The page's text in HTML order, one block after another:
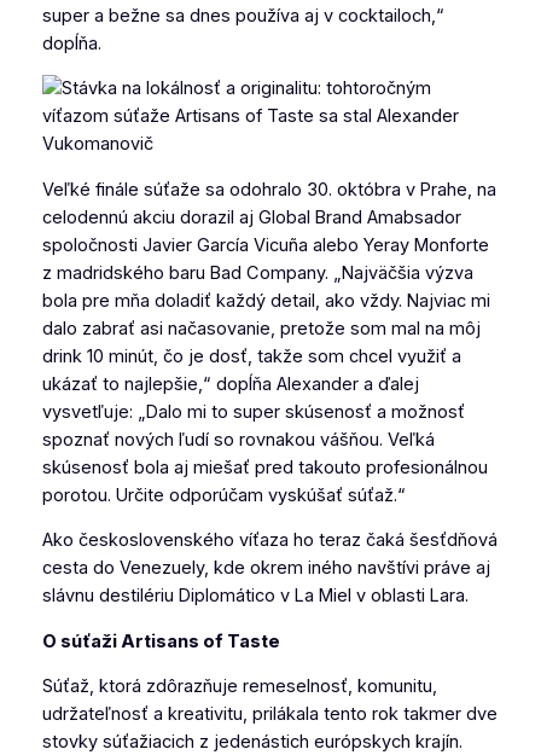
super a bežne sa dnes používa aj v cocktailoch,“
dopĺňa.
Veľké finále súťaže sa odohralo 30. októbra v Prahe, na
celodennú akciu dorazil aj Global Brand Amabsador
spoločnosti Javier García Vicuña alebo Yeray Monforte
z madridského baru Bad Company. „Najväčšia výzva
bola pre mňa doladiť každý detail, ako vždy. Najviac mi
dalo zabrať asi načasovanie, pretože som mal na môj
drink 10 minút, čo je dosť, takže som chcel využiť a
ukázať to najlepšie,“ dopĺňa Alexander a ďalej
vysvetľuje: „Dalo mi to super skúsenosť a možnosť
spoznať nových ľudí so rovnakou vášňou. Veľká
skúsenosť bola aj miešať pred takouto profesionálnou
porotou. Určite odporúčam vyskúšať súťaž.“
Ako československého víťaza ho teraz čaká šesťdňová
cesta do Venezuely, kde okrem iného navštívi práve aj
slávnu destilériu Diplomático v La Miel v oblasti Lara.
O súťaži Artisans of Taste
Súťaž, ktorá zdôrazňuje remeselnosť, komunitu,
udržateľnosť a kreativitu, prilákala tento rok takmer dve
stovky súťažiacich z jedenástich európskych krajín.